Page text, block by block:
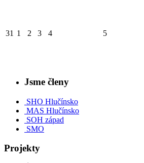
31 1 2 3 4 5
Jsme členy
SHO Hlučínsko
MAS Hlučínsko
SOH západ
SMO
Projekty